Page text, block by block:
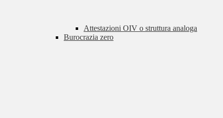
Attestazioni OIV o struttura analoga
Burocrazia zero